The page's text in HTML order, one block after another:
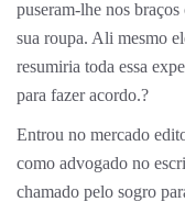
puseram-lhe nos
sua roupa. Ali mesmo
resumiria toda essa
para fazer acordo.?
Entrou no mercado
como advogado no
chamado pelo sogro